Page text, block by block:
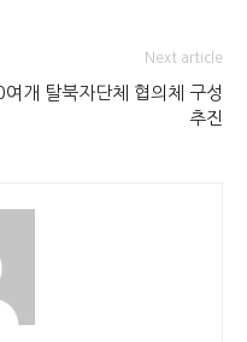
Next article
여개 탈북자단체 협의체 구성
추진